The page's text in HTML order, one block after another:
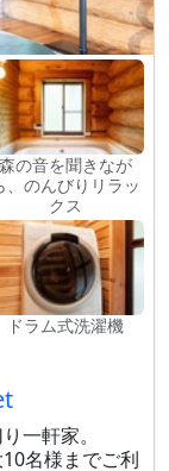
森の音を聞きなが
、のんびりリラッ
クス
ドラム式洗濯機
一軒家。
名様までご利